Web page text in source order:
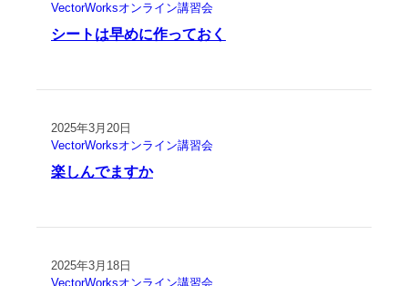
VectorWorksオンライン講習会
シートは早めに作っておく
2025年3月20日
VectorWorksオンライン講習会
楽しんでますか
2025年3月18日
VectorWorksオンライン講習会